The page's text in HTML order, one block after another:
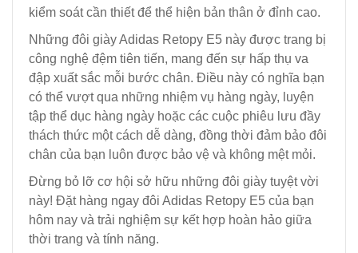
kiểm soát cần thiết để thể hiện bản thân ở đỉnh cao.
Những đôi giày Adidas Retopy E5 này được trang bị
công nghệ đệm tiên tiến, mang đến sự hấp thụ va
đập xuất sắc mỗi bước chân. Điều này có nghĩa bạn
có thể vượt qua những nhiệm vụ hàng ngày, luyện
tập thể dục hàng ngày hoặc các cuộc phiêu lưu đầy
thách thức một cách dễ dàng, đồng thời đảm bảo đôi
chân của bạn luôn được bảo vệ và không mệt mỏi.
Đừng bỏ lỡ cơ hội sở hữu những đôi giày tuyệt vời
này! Đặt hàng ngay đôi Adidas Retopy E5 của bạn
hôm nay và trải nghiệm sự kết hợp hoàn hảo giữa
thời trang và tính năng.